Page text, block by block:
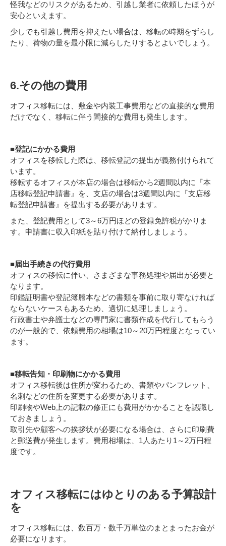
怪我などのリスクがあるため、引越し業者に依頼したほうが
安心といえます。
少しでも引越し費用を抑えたい場合は、移転の時期をずらし
たり、荷物の量を最小限に減らしたりするとよいでしょう。
6.その他の費用
オフィス移転には、敷金や内装工事費用などの直接的な費用
だけでなく、移転に伴う間接的な費用も発生します。
■登記にかかる費用
オフィスを移転した際は、移転登記の提出が義務付けられて
います。
移転するオフィスが本店の場合は移転から2週間以内に『本
店移転登記申請書』を、支店の場合は3週間以内に『支店移
転登記申請書』を提出する必要があります。
また、登記費用として3～6万円ほどの登録免許税がかりま
す。申請書に収入印紙を貼り付けて納付しましょう。
■届出手続きの代行費用
オフィスの移転に伴い、さまざまな事務処理や届出が必要と
なります。
印鑑証明書や登記簿謄本などの書類を事前に取り寄なければ
ならないケースもあるため、適切に処理しましょう。
行政書士や弁護士などの専門家に書類作成を代行してもらう
のが一般的で、依頼費用の相場は10～20万円程度となってい
ます。
■移転告知・印刷物にかかる費用
オフィス移転後は住所が変わるため、書類やパンフレット、
名刺などの住所を変更する必要があります。
印刷物やWeb上の記載の修正にも費用がかかることを認識し
ておきましょう。
取引先や顧客への挨拶状が必要になる場合は、さらに印刷費
と郵送費が発生します。費用相場は、1人あたり1～2万円程
度です。
オフィス移転にはゆとりのある予算設計
を
オフィス移転には、数百万・数千万単位のまとまったお金が
必要になります。